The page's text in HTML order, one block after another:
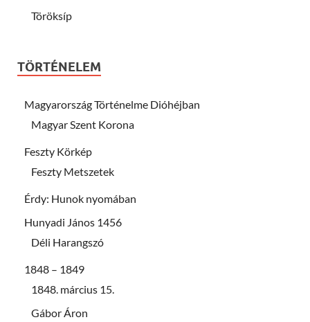
Töröksíp
TÖRTÉNELEM
Magyarország Történelme Dióhéjban
Magyar Szent Korona
Feszty Körkép
Feszty Metszetek
Érdy: Hunok nyomában
Hunyadi János 1456
Déli Harangszó
1848 – 1849
1848. március 15.
Gábor Áron